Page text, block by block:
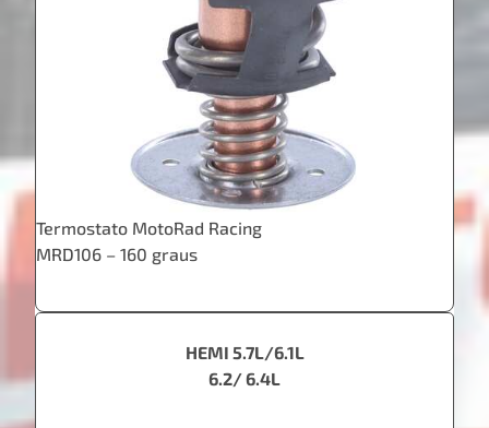
Termostato MotoRad Racing
MRD106 – 160 graus
HEMI 5.7L/6.1L
6.2/ 6.4L